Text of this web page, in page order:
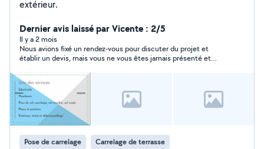
extérieur.
Dernier avis laissé par Vicente : 2/5
Il y a 2 mois
Nous avions fixé un rendez‑vous pour discuter du projet et
établir un devis, mais vous ne vous êtes jamais présenté et
Pose de carrelage Carrelage de terrasse